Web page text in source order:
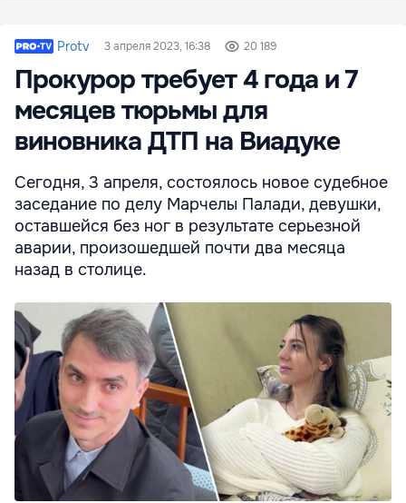
Protv 3 апреля 2023, 16:38 20 189
Прокурор требует 4 года и 7
месяцев тюрьмы для
виновника ДТП на Виадуке
Сегодня, 3 апреля, состоялось новое судебное
заседание по делу Марчелы Палади, девушки,
оставшейся без ног в результате серьезной
аварии, произошедшей почти два месяца
назад в столице.